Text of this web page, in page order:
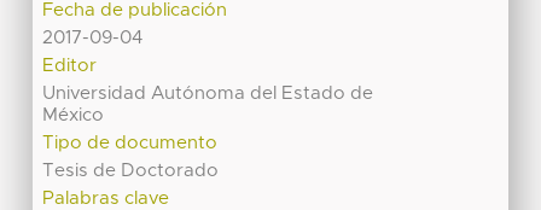
Fecha de publicación
2017-09-04
Editor
Universidad Autónoma del Estado de
México
Tipo de documento
Tesis de Doctorado
Palabras clave